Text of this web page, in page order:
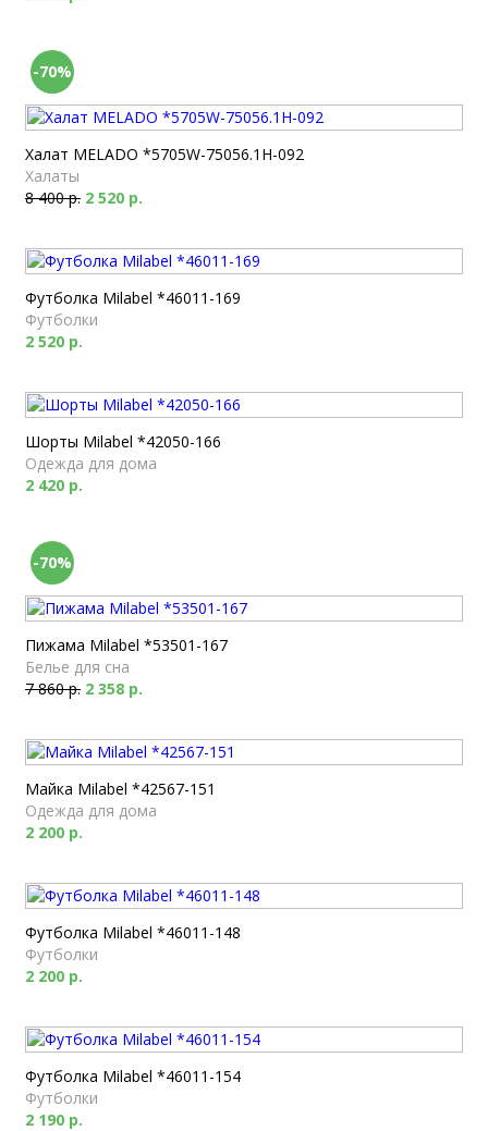
-70%
Халат MELADO *5705W-75056.1H-092
Халаты
8 400 р. 2 520 р.
Футболка Milabel *46011-169
Футболки
2 520 р.
Шорты Milabel *42050-166
Одежда для дома
2 420 р.
-70%
Пижама Milabel *53501-167
Белье для сна
7 860 р. 2 358 р.
Майка Milabel *42567-151
Одежда для дома
2 200 р.
Футболка Milabel *46011-148
Футболки
2 200 р.
Футболка Milabel *46011-154
Футболки
2 190 р.